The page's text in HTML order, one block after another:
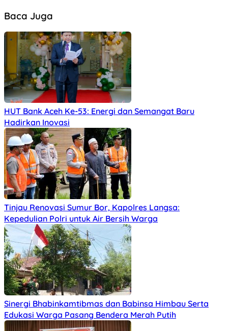
Baca Juga
HUT Bank Aceh Ke-53: Energi dan Semangat Baru
Hadirkan Inovasi
Tinjau Renovasi Sumur Bor, Kapolres Langsa:
Kepedulian Polri untuk Air Bersih Warga
Sinergi Bhabinkamtibmas dan Babinsa Himbau Serta
Edukasi Warga Pasang Bendera Merah Putih